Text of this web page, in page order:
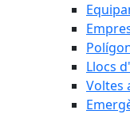
Llocs
Voltes